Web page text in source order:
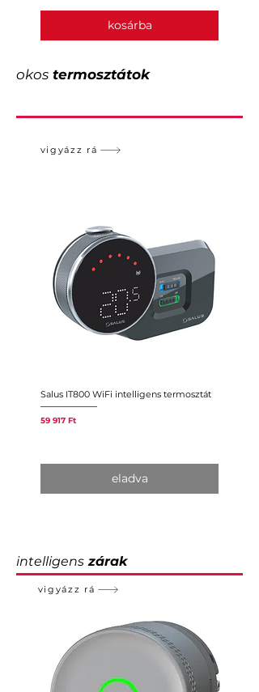
kosárba
okos termosztátok
vigyázz rá
Salus IT800 WiFi intelligens termosztát
Ár
59 917 Ft
eladva
intelligens zárak
vigyázz rá